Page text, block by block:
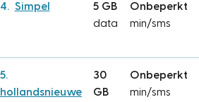
Simpel
5 GB
data
Onbeperkt
min/sms
hollandsnieuwe
30
GB
Onbeperkt
min/sms